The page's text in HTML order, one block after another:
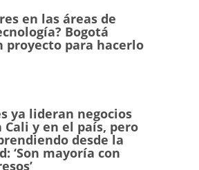
en las áreas de
Bogotá
proyecto para hacerlo
ya lideran negocios
Cali y en el país, pero
desde la
‘Son mayoría con